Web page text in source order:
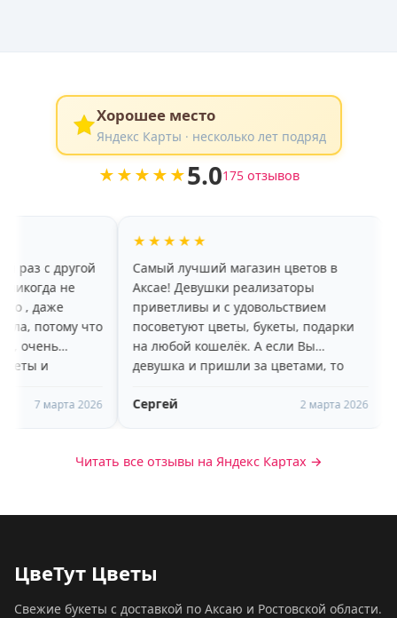
Хорошее место
Яндекс Карты · несколько лет подряд
★★★★★5.0175 отзывов
что
Самый лучший магазин цветов в
Аксае! Девушки реализаторы
приветливы и с удовольствием
посоветуют цветы, букеты, подарки
на любой кошелёк. А если Вы
девушка и пришли за цветами, то
молодой, улыбчивый парень-
Сергей
хороший
радует,
больше
пару дней)
Яна
Читать все отзывы на Яндекс Картах →
ЦвеТут Цветы
Свежие букеты с доставкой по Аксаю и Ростовской области.